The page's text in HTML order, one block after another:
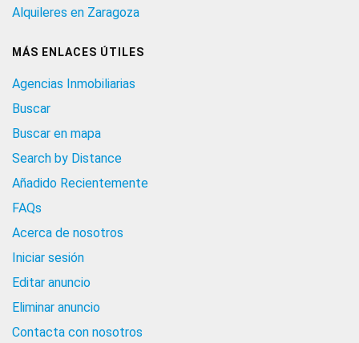
Alquileres en Zaragoza
MÁS ENLACES ÚTILES
Agencias Inmobiliarias
Buscar
Buscar en mapa
Search by Distance
Añadido Recientemente
FAQs
Acerca de nosotros
Iniciar sesión
Editar anuncio
Eliminar anuncio
Contacta con nosotros